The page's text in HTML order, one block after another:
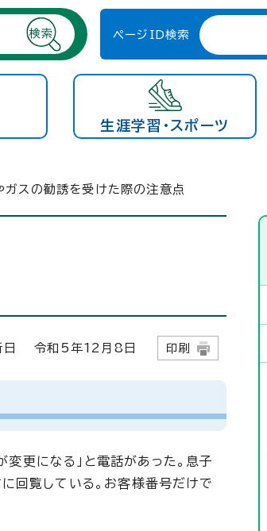
ページID検索
生涯学習・スポーツ
スの勧誘を受けた際の注意点
日 令和5年12 月8日 印刷
更になる」と電話があった。息子
回覧している。お客様番号だけで